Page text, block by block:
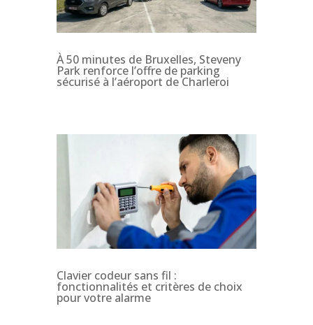
À 50 minutes de Bruxelles, Steveny
Park renforce l’offre de parking
sécurisé à l’aéroport de Charleroi
Clavier codeur sans fil :
fonctionnalités et critères de choix
pour votre alarme